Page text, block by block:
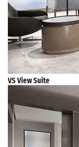
VS View Suite